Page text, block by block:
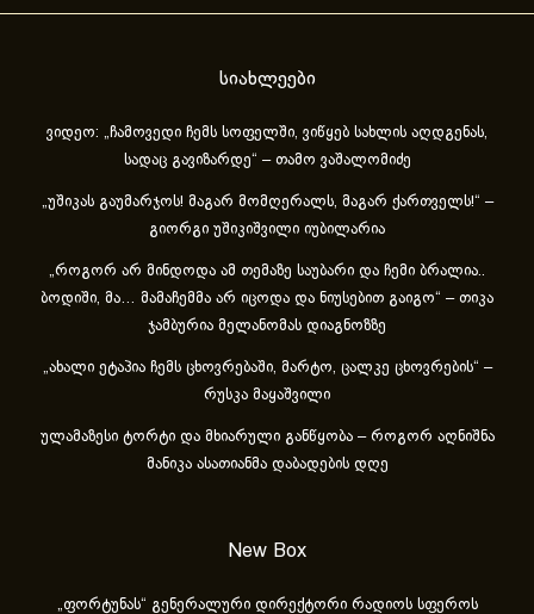
სიახლეები
ვიდეო: „ჩამოვედი ჩემს სოფელში, ვიწყებ სახლის აღდგენას,
სადაც გავიზარდე“ – თამო ვაშალომიძე
„უშიკას გაუმარჯოს! მაგარ მომღერალს, მაგარ ქართველს!“ –
გიორგი უშიკიშვილი იუბილარია
„როგორ არ მინდოდა ამ თემაზე საუბარი და ჩემი ბრალია..
ბოდიში, მა… მამაჩემმა არ იცოდა და ნიუსებით გაიგო“ – თიკა
ჯამბურია მელანომას დიაგნოზზე
„ახა­ლი ეტა­პია ჩემს ცხოვ­რე­ბა­ში, მარ­ტო, ცალ­კე ცხოვ­რე­ბის“ –
რუსკა მაყაშვილი
ულამაზესი ტორტი და მხიარული განწყობა – როგორ აღნიშნა
მანიკა ასათიანმა დაბადების დღე
New Box
„ფორტუნას“ გენერალური დირექტორი რადიოს სფეროს